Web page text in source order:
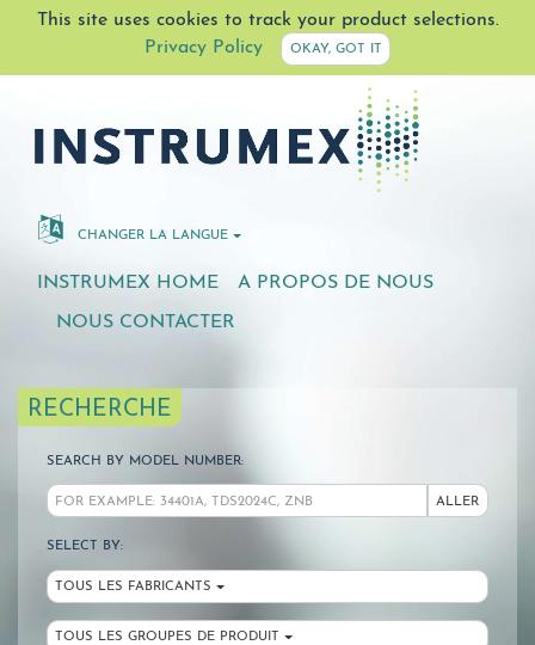
This site uses cookies to track your product selections.
Privacy Policy
OKAY, GOT IT
CHANGER LA LANGUE
INSTRUMEX HOME A PROPOS DE NOUS
NOUS CONTACTER
RECHERCHE
SEARCH BY MODEL NUMBER:
ALLER
SELECT BY:
TOUS LES FABRICANTS
TOUS LES GROUPES DE PRODUIT